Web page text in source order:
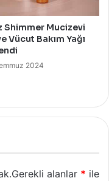
Shimmer Mucizevi
Vücut Bakım Yağı
2024
Gerekli alanlar * ile